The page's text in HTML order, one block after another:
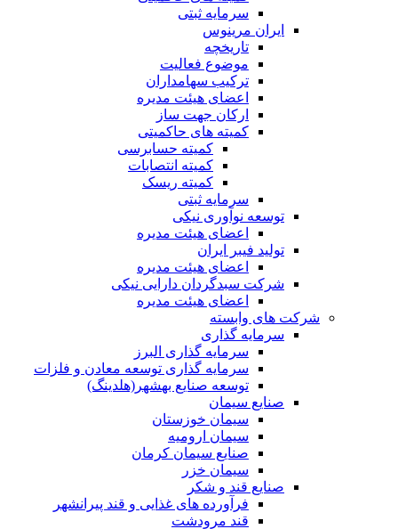
سرمایه ثبتی
ایران مرینوس
تاریخچه
موضوع فعالیت
ترکیب سهامداران
اعضای هیئت مدیره
ارکان جهت ساز
کمیته های حاکمیتی
کمیته حسابرسی
کمیته انتصابات
کمیته ریسک
سرمایه ثبتی
توسعه نوآوری نیکی
اعضای هیئت مدیره
تولید فیبر ایران
اعضای هیئت مدیره
شرکت سبدگردان دارایی نیکی
اعضای هیئت مدیره
شرکت های وابسته
سرمایه گذاری
سرمایه گذاری البرز
سرمایه گذاری توسعه معادن و فلزات
توسعه‌ صنایع‌ بهشهر(هلدینگ)
صنایع سیمان
سیمان خوزستان
سیمان ارومیه
صنایع سیمان کرمان
سیمان خزر
صنایع قند و شکر
فرآورده های غذایی و قند پیرانشهر
قند مرودشت